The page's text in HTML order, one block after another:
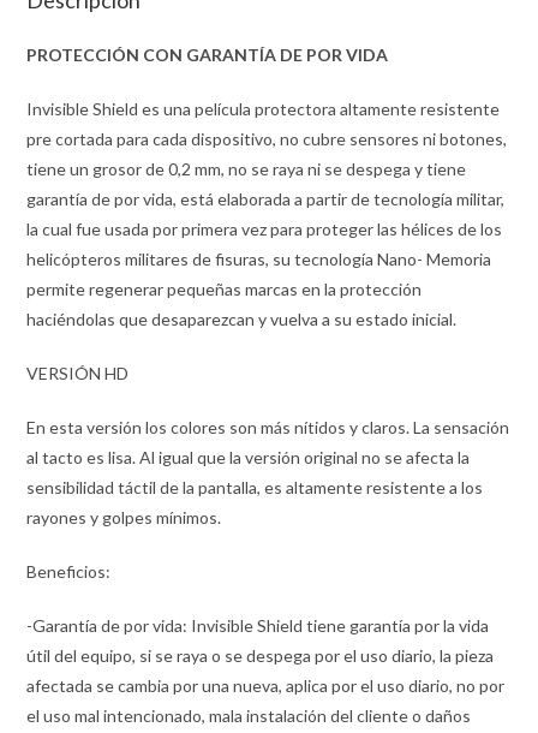
PROTECCIÓN CON GARANTÍA DE POR VIDA
Invisible Shield es una película protectora altamente resistente
pre cortada para cada dispositivo, no cubre sensores ni botones,
tiene un grosor de 0,2 mm, no se raya ni se despega y tiene
garantía de por vida, está elaborada a partir de tecnología militar,
la cual fue usada por primera vez para proteger las hélices de los
helicópteros militares de fisuras, su tecnología Nano- Memoria
permite regenerar pequeñas marcas en la protección
haciéndolas que desaparezcan y vuelva a su estado inicial.
VERSIÓN HD
En esta versión los colores son más nítidos y claros. La sensación
al tacto es lisa. Al igual que la versión original no se afecta la
sensibilidad táctil de la pantalla, es altamente resistente a los
rayones y golpes mínimos.
Beneficios:
-Garantía de por vida: Invisible Shield tiene garantía por la vida
útil del equipo, si se raya o se despega por el uso diario, la pieza
afectada se cambia por una nueva, aplica por el uso diario, no por
el uso mal intencionado, mala instalación del cliente o daños